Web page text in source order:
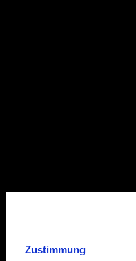
Zustimmung